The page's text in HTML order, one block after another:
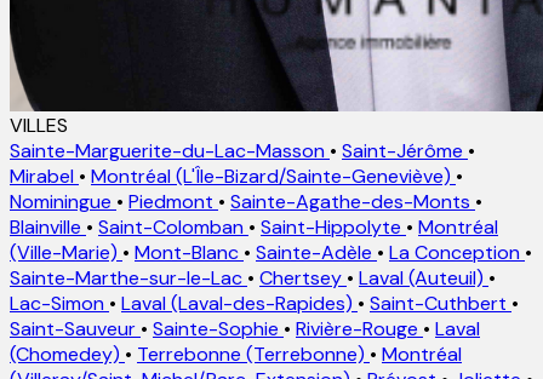
VILLES
Sainte-Marguerite-du-Lac-Masson • Saint-Jérôme •
Mirabel • Montréal (L'Île-Bizard/Sainte-Geneviève) •
Nominingue • Piedmont • Sainte-Agathe-des-Monts •
Blainville • Saint-Colomban • Saint-Hippolyte • Montréal
(Ville-Marie) • Mont-Blanc • Sainte-Adèle • La Conception •
Sainte-Marthe-sur-le-Lac • Chertsey • Laval (Auteuil) •
Lac-Simon • Laval (Laval-des-Rapides) • Saint-Cuthbert •
Saint-Sauveur • Sainte-Sophie • Rivière-Rouge • Laval
(Chomedey) • Terrebonne (Terrebonne) • Montréal